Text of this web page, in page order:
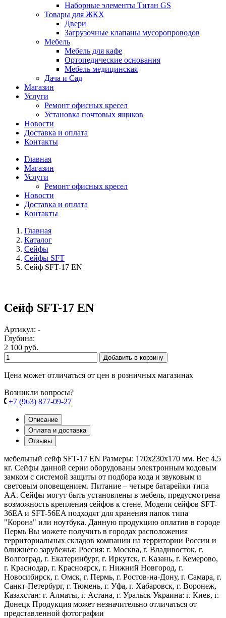
Наборные элементы Титан GS
Товары для ЖКХ
Двери
Загрузочные клапаны мусоропроводов
Мебель
Мебель для кафе
Ортопедические основания
Мебель медицинская
Дача и Сад
Магазин
Услуги
Ремонт офисных кресел
Установка почтовых ящиков
Новости
Доставка и оплата
Контакты
Главная
Магазин
Услуги
Ремонт офисных кресел
Новости
Доставка и оплата
Контакты
Главная
Каталог
Сейфы
Сейфы SFT
Сейф SFT-17 EN
Сейф SFT-17 EN
Артикул: -
Глубина:
2 100 руб.
Добавить в корзину
Цена может отличаться от цен в розничных магазинах
Возникли вопросы?
+7 (963) 877-09-27
Описание
Оплата и доставка
Отзывы
мебельный сейф SFT-17 EN Размеры: 170х230х170 мм. Вес 4,5
кг. Сейфы данной серии оборудованы электронным кодовым
замком с системой защиты от подбора кода и звуковым и
световым оповещением. Питание – четыре батарейки типа
АА. Сейфы могут быть установлены в мебель, предусмотрена
возможность крепления сейфов к стене. Модели сейфов SFT-
36EA и SFT-56EA подходят для хранения папок типа
"Корона" или ноутбука. Данную продукцию оплатив в городе
Пермь Вы можете получить в городах расположения
территориальных складов компании на территории России и
ближнего зарубежья: Россия: г. Москва, г. Владивосток, г.
Волгоград, г. Екатеринбург, г. Иркутск, г. Казань, г. Кемерово,
г. Краснодар, г. Красноярск, г. Нижний Новгород, г.
Новосибирск, г. Омск, г. Пермь, г. Ростов-на-Дону, г. Самара, г.
Санкт-Петербург, г. Тюмень, г. Уфа, г. Хабаровск, г. Воронеж,
Казахстан: г. Алматы, г. Астана, г. Уральск Украина: г. Киев, г.
Донецк Продукция может незначительно отличаться от
представленной фотографии